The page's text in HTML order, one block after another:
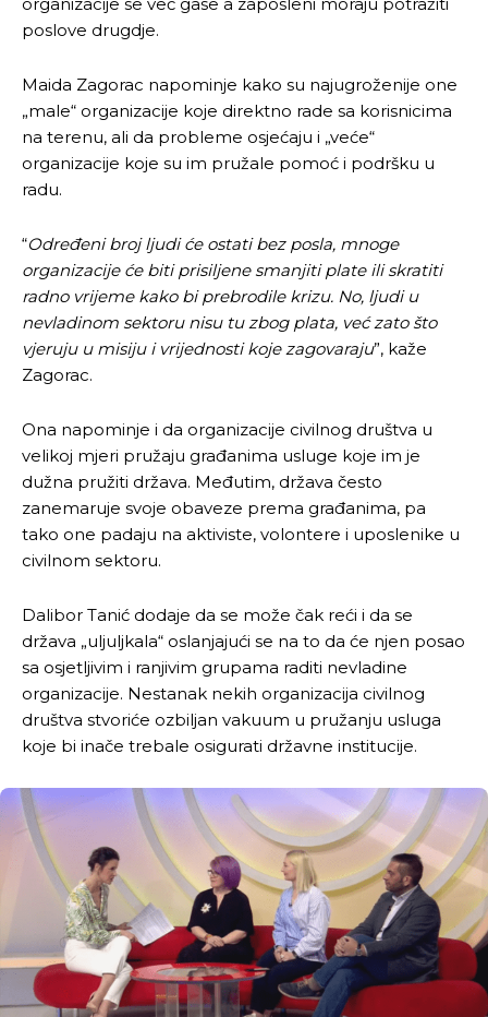
poslove drugdje.
Maida Zagorac napominje kako su najugroženije one
„male“ organizacije koje direktno rade sa korisnicima
na terenu, ali da probleme osjećaju i „veće“
organizacije koje su im pružale pomoć i podršku u
radu.
“Određeni broj ljudi će ostati bez posla, mnoge
organizacije će biti prisiljene smanjiti plate ili skratiti
radno vrijeme kako bi prebrodile krizu. No, ljudi u
nevladinom sektoru nisu tu zbog plata, već zato što
vjeruju u misiju i vrijednosti koje zagovaraju”, kaže
Zagorac.
Ona napominje i da organizacije civilnog društva u
velikoj mjeri pružaju građanima usluge koje im je
dužna pružiti država. Međutim, država često
zanemaruje svoje obaveze prema građanima, pa
tako one padaju na aktiviste, volontere i uposlenike u
civilnom sektoru.
Dalibor Tanić dodaje da se može čak reći i da se
država „uljuljkala“ oslanjajući se na to da će njen posao
sa osjetljivim i ranjivim grupama raditi nevladine
organizacije. Nestanak nekih organizacija civilnog
društva stvoriće ozbiljan vakuum u pružanju usluga
koje bi inače trebale osigurati državne institucije.